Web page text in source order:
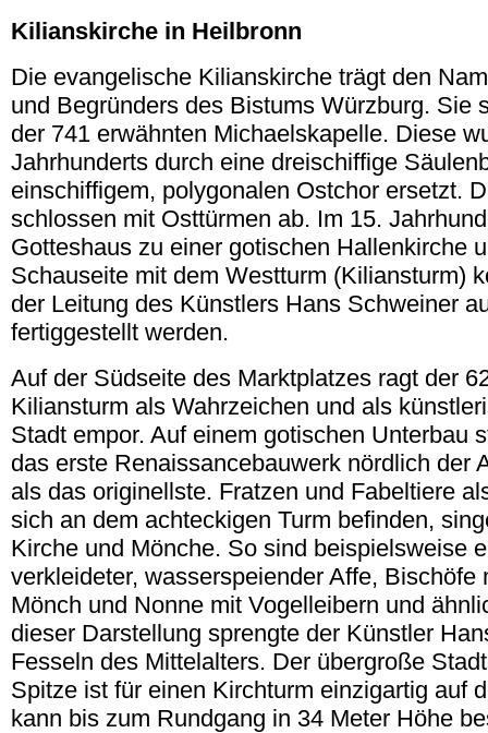
Kilianskirche in Heilbronn
Die evangelische Kilianskirche trägt den
und Begründers des Bistums Würzburg. Sie
der 741 erwähnten Michaelskapelle. Diese
Jahrhunderts durch eine dreischiffige
einschiffigem, polygonalen Ostchor ersetzt.
schlossen mit Osttürmen ab. Im 15.
Gotteshaus zu einer gotischen Hallenkirche
Schauseite mit dem Westturm (Kiliansturm)
der Leitung des Künstlers Hans Schweiner
fertiggestellt werden.
Auf der Südseite des Marktplatzes ragt der
Kiliansturm als Wahrzeichen und als
Stadt empor. Auf einem gotischen Unterbau
das erste Renaissancebauwerk nördlich der
als das originellste. Fratzen und Fabeltiere
sich an dem achteckigen Turm befinden,
Kirche und Mönche. So sind beispielsweise
verkleideter, wasserspeiender Affe, Bischöfe
Mönch und Nonne mit Vogelleibern und
dieser Darstellung sprengte der Künstler
Fesseln des Mittelalters. Der übergroße
Spitze ist für einen Kirchturm einzigartig auf
kann bis zum Rundgang in 34 Meter Höhe